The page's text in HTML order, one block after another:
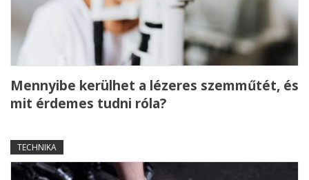
Mennyibe kerülhet a lézeres szemműtét, és
mit érdemes tudni róla?
TECHNIKA